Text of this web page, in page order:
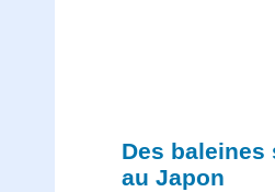
Des
au Japon